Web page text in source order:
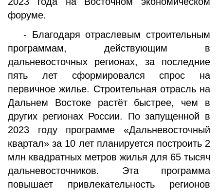
форуме.
- Благодаря отраслевым строительным
программам, действующим в
дальневосточных регионах, за последние
пять лет сформировался спрос на
первичное жилье. Строительная отрасль на
Дальнем Востоке растёт быстрее, чем в
других регионах России. По запущенной в
2023 году программе «Дальневосточный
квартал» за 10 лет планируется построить 2
млн квадратных метров жилья для 65 тысяч
дальневосточников. Эта программа
повышает привлекательность регионов